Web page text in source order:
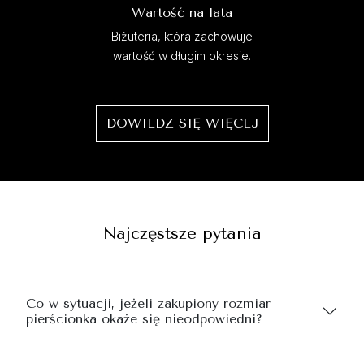
Wartość na lata
Biżuteria, która zachowuje
wartość w długim okresie.
DOWIEDZ SIĘ WIĘCEJ
Najczęstsze pytania
Co w sytuacji, jeżeli zakupiony rozmiar
pierścionka okaże się nieodpowiedni?